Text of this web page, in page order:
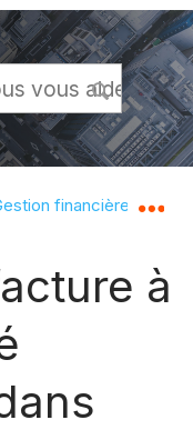
la hiérarchie
financière du
à